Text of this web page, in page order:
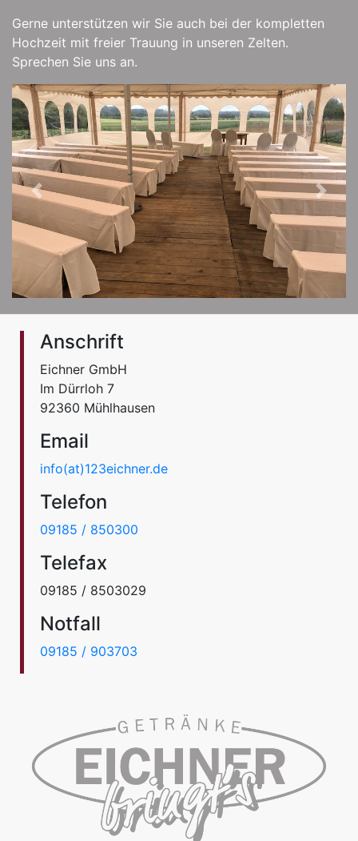
Gerne unterstützen wir Sie auch bei der kompletten
Hochzeit mit freier Trauung in unseren Zelten.
Sprechen Sie uns an.
Previous Next
Anschrift
Eichner GmbH
Im Dürrloh 7
92360 Mühlhausen
Email
info(at)123eichner.de
Telefon
09185 / 850300
Telefax
09185 / 8503029
Notfall
09185 / 903703